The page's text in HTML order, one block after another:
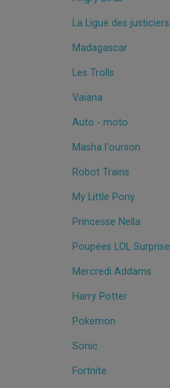
La Ligue des justiciers
Madagascar
Les Trolls
Vaiana
Auto - moto
Masha l'ourson
Robot Trains
My Little Pony
Princesse Nella
Poupées LOL Surprise
Mercredi Addams
Harry Potter
Pokemon
Sonic
Fortnite